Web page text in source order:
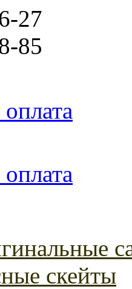
27
85
скейты